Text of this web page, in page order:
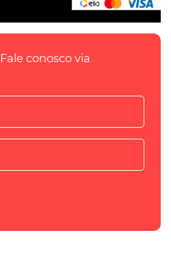
Fale conosco via